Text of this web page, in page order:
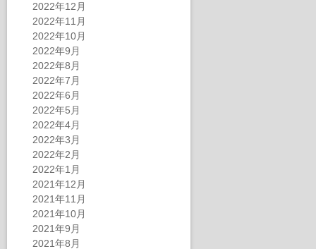
2022年12月
2022年11月
2022年10月
2022年9月
2022年8月
2022年7月
2022年6月
2022年5月
2022年4月
2022年3月
2022年2月
2022年1月
2021年12月
2021年11月
2021年10月
2021年9月
2021年8月